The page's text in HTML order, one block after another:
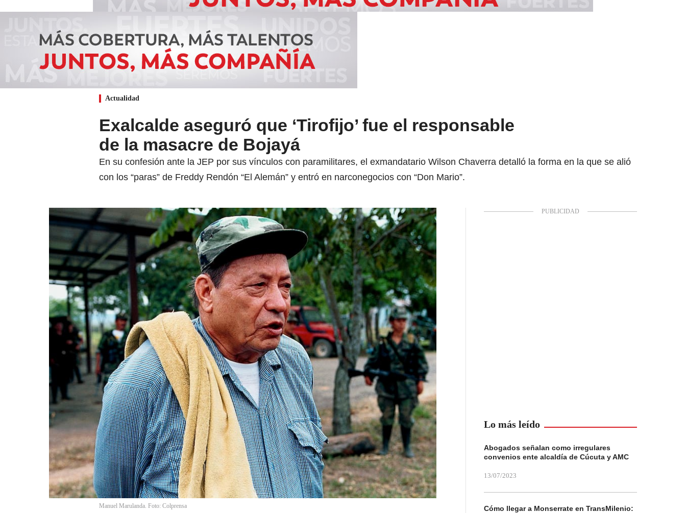
Actualidad
Exalcalde aseguró que ‘Tirofijo’ fue el responsable
de la masacre de Bojayá
En su confesión ante la JEP por sus vínculos con paramilitares, el exmandatario Wilson Chaverra detalló la forma en la que se alió
con los “paras” de Freddy Rendón “El Alemán” y entró en narconegocios con “Don Mario”.
Manuel Marulanda. Foto: Colprensa
Lo más leído
Abogados señalan como irregulares
convenios ente alcaldía de Cúcuta y AMC
13/07/2023
Cómo llegar a Monserrate en TransMilenio: